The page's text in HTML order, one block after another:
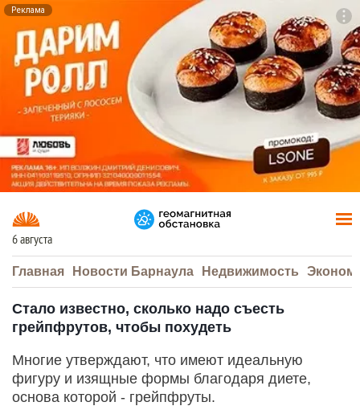
Реклама
6 августа
Главная Новости Барнаула Недвижимость
Стало известно, сколько надо съесть
грейпфрутов, чтобы похудеть
Многие утверждают, что имеют идеальную
фигуру и изящные формы благодаря диете,
основа которой - грейпфруты.